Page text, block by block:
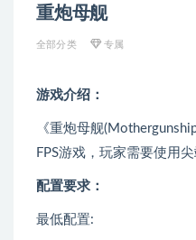
重炮母舰
全部分类 专属
游戏介绍：
《重炮母舰
FPS游戏，玩家需要使用
配置要求：
最低配置: